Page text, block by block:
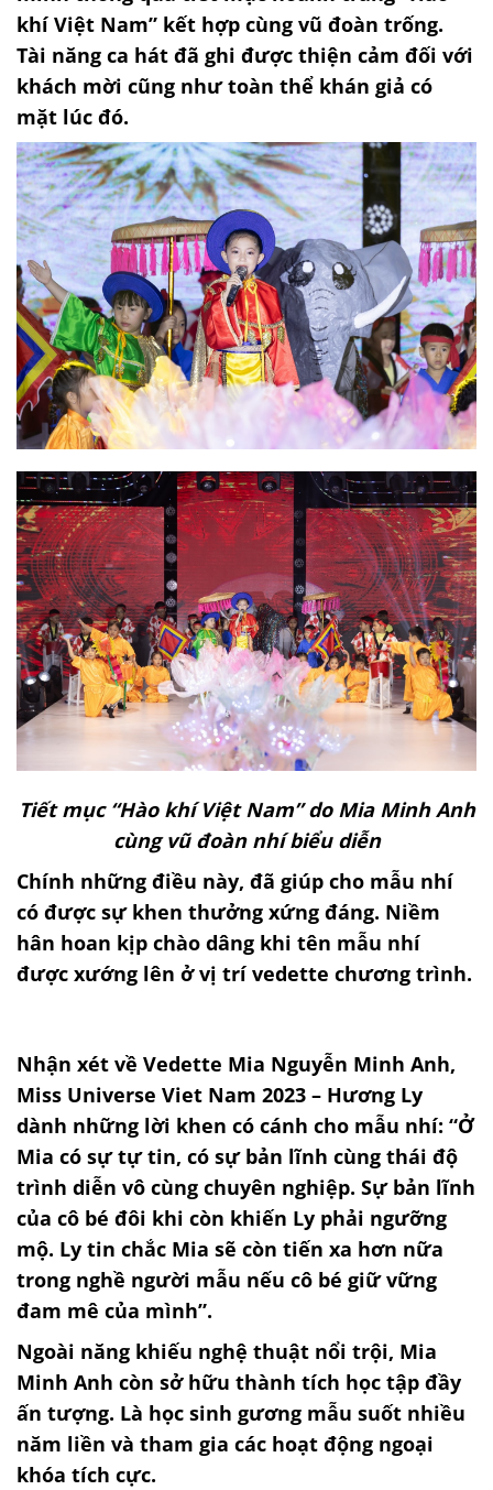
khí Việt Nam” kết hợp cùng vũ đoàn trống.
Tài năng ca hát đã ghi được thiện cảm đối với
khách mời cũng như toàn thể khán giả có
mặt lúc đó.
Tiết mục “Hào khí Việt Nam” do Mia Minh Anh
cùng vũ đoàn nhí biểu diễn
Chính những điều này, đã giúp cho mẫu nhí
có được sự khen thưởng xứng đáng. Niềm
hân hoan kịp chào dâng khi tên mẫu nhí
được xướng lên ở vị trí vedette chương trình.
Nhận xét về Vedette Mia Nguyễn Minh Anh,
Miss Universe Viet Nam 2023 – Hương Ly
dành những lời khen có cánh cho mẫu nhí: “Ở
Mia có sự tự tin, có sự bản lĩnh cùng thái độ
trình diễn vô cùng chuyên nghiệp. Sự bản lĩnh
của cô bé đôi khi còn khiến Ly phải ngưỡng
mộ. Ly tin chắc Mia sẽ còn tiến xa hơn nữa
trong nghề người mẫu nếu cô bé giữ vững
đam mê của mình”.
Ngoài năng khiếu nghệ thuật nổi trội, Mia
Minh Anh còn sở hữu thành tích học tập đầy
ấn tượng. Là học sinh gương mẫu suốt nhiều
năm liền và tham gia các hoạt động ngoại
khóa tích cực.